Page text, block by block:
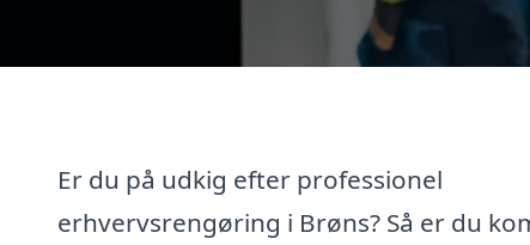
Er du på udkig efter professionel
erhvervsrengøring i Brøns? Så er du